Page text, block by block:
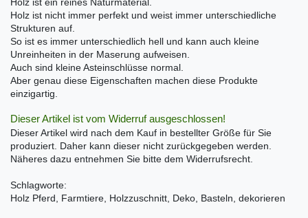
Holz ist ein reines Naturmaterial.
Holz ist nicht immer perfekt und weist immer unterschiedliche
Strukturen auf.
So ist es immer unterschiedlich hell und kann auch kleine
Unreinheiten in der Maserung aufweisen.
Auch sind kleine Asteinschlüsse normal.
Aber genau diese Eigenschaften machen diese Produkte
einzigartig.
Dieser Artikel ist vom Widerruf ausgeschlossen!
Dieser Artikel wird nach dem Kauf in bestellter Größe für Sie
produziert. Daher kann dieser nicht zurückgegeben werden.
Näheres dazu entnehmen Sie bitte dem Widerrufsrecht.
Schlagworte:
Holz Pferd, Farmtiere, Holzzuschnitt, Deko, Basteln, dekorieren